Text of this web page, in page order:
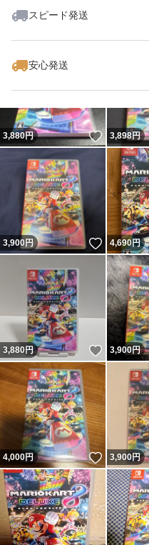
スピード発送
安心発送
3,880円 いいね！
3,898円
3,900円 いいね！
4,690円
3,880円 いいね！
3,900円
4,000円 いいね！
3,900円